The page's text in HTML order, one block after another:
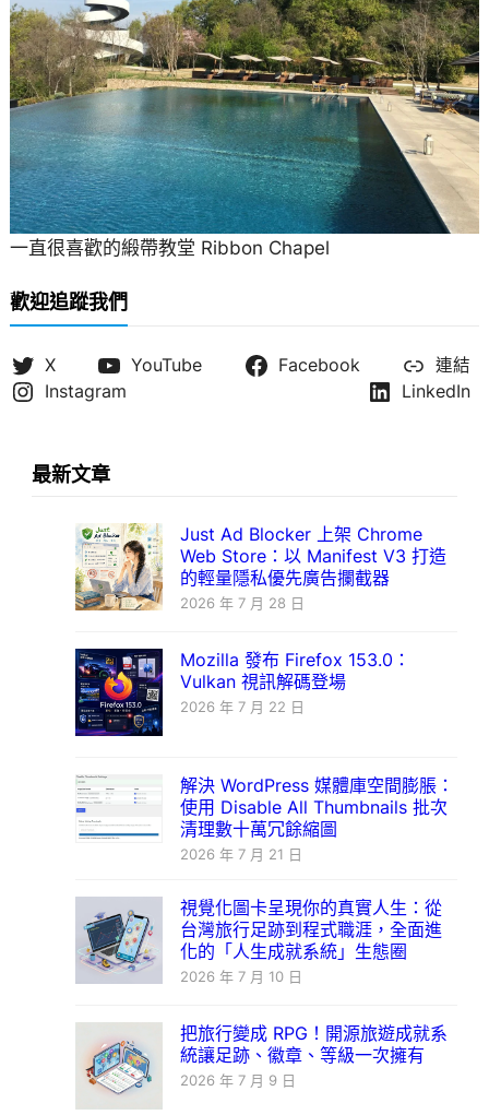
一直很喜歡的緞帶教堂 Ribbon Chapel
歡迎追蹤我們
X YouTube Facebook
連結
Instagram
LinkedIn
最新文章
Just Ad Blocker 上架 Chrome
Web Store：以 Manifest V3 打造
的輕量隱私優先廣告攔截器
2026 年 7 月 28 日
Mozilla 發布 Firefox 153.0：
Vulkan 視訊解碼登場
2026 年 7 月 22 日
解決 WordPress 媒體庫空間膨脹：
使用 Disable All Thumbnails 批次
清理數十萬冗餘縮圖
2026 年 7 月 21 日
視覺化圖卡呈現你的真實人生：從
台灣旅行足跡到程式職涯，全面進
化的「人生成就系統」生態圈
2026 年 7 月 10 日
把旅行變成 RPG！開源旅遊成就系
統讓足跡、徽章、等級一次擁有
2026 年 7 月 9 日